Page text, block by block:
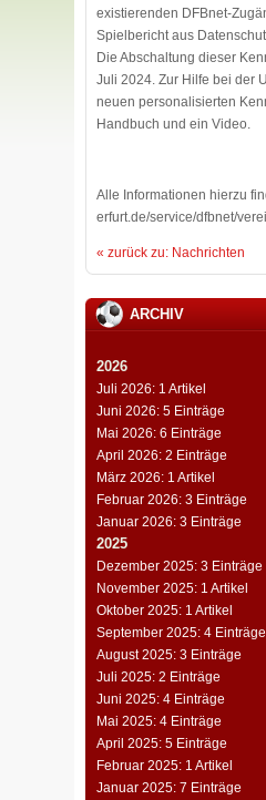
existierenden DFBnet-
Spielbericht aus
Die Abschaltung dieser
Juli 2024. Zur Hilfe bei der
neuen personalisierten
Handbuch und ein Video.
Alle Informationen hierzu
erfurt.de/service/dfbnet/
« zurück zu: Nachrichten
ARCHIV
2026
Juli 2026: 1 Artikel
Juni 2026: 5 Einträge
Mai 2026: 6 Einträge
April 2026: 2 Einträge
März 2026: 1 Artikel
Februar 2026: 3 Einträge
Januar 2026: 3 Einträge
2025
Dezember 2025: 3 Einträge
November 2025: 1 Artikel
Oktober 2025: 1 Artikel
September 2025: 4 Einträge
August 2025: 3 Einträge
Juli 2025: 2 Einträge
Juni 2025: 4 Einträge
Mai 2025: 4 Einträge
April 2025: 5 Einträge
Februar 2025: 1 Artikel
Januar 2025: 7 Einträge